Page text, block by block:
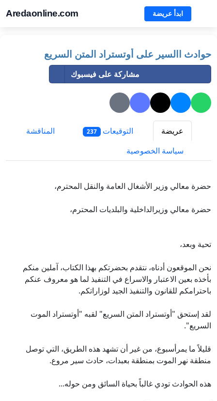
Aredaonline.com ابدأ عريضة
حوادث االسير على أوتستراد المتن السريع
مشاركة على فيسبوك
عريضة التوقيعات 237
المناقشة
سياسة الخصوصية
حضرة معالي وزير الأشغال العامة والنقل المحترم،
حضرة معالي وزيرالداخلية والبلديات المحترم،
تحية وبعد،
نحن الموقعون أدناه، نتقدم بحضرتكم بهذا الكتاب، آملين منكم
بأخذه بعين الاعتبار والاسراع في التنفيذ لما هو معروف عنكم
باحترامكم للقانون والتنفيذ الجيد لوزاراتكم.
لقد إستحق "أوتستراد المتن السريع" لقبه "أوتستراد الموت
السريع".
قليلاً ما يمرأسبوع، من غير أن تشهد هذه الطريق، التي توصل
منطقة نهر الموت بمنطقة بعبدات، حادث سير مروع.
هذه الحوادث تودي غالباً بحياة السائق ومن حوله...